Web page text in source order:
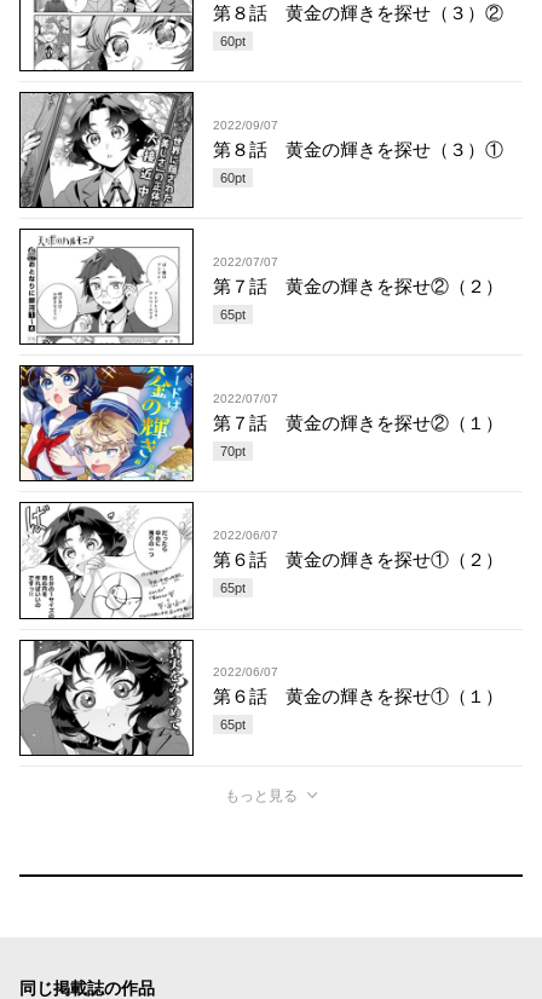
第８話 黄金の輝きを探せ（３）②
60pt
2022/09/07
第８話 黄金の輝きを探せ（３）①
60pt
2022/07/07
第７話 黄金の輝きを探せ②（２）
65pt
2022/07/07
第７話 黄金の輝きを探せ②（１）
70pt
2022/06/07
第６話 黄金の輝きを探せ①（２）
65pt
2022/06/07
第６話 黄金の輝きを探せ①（１）
65pt
もっと見る
同じ掲載誌の作品